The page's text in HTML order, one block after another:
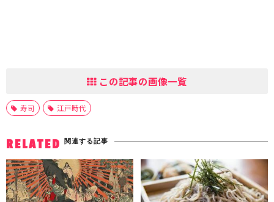
この記事の画像一覧
寿司 江戸時代
RELATED 関連する記事